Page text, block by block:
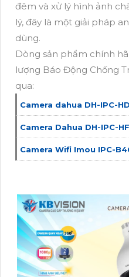
đêm và xử lý hình ảnh
lý, đây là một giải pháp
dùng.
Dòng sản phẩm chính
lượng Báo Động Chống
qua:
Camera dahua DH-IPC-
Camera Dahua DH-IPC-
Camera Wifi Imou IPC-